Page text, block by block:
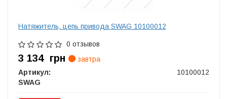
Натяжитель, цепь привода SWAG 10100012
0 отзывов
3 134 грн
завтра
Артикул:
10100012
SWAG